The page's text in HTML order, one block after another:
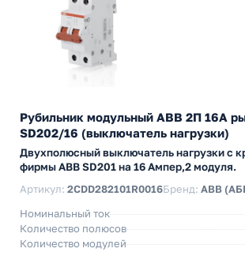
Рубильник модульный ABB 2П 16А
SD202/16 (выключатель нагрузки)
Двухполюсный выключатель нагрузки с
фирмы ABB SD201 на 16 Ампер,2 модуля.
Артикул: 2CDD282101R0016Бренд: ABB
Номинальный ток
Количество полюсов
Количество модулей